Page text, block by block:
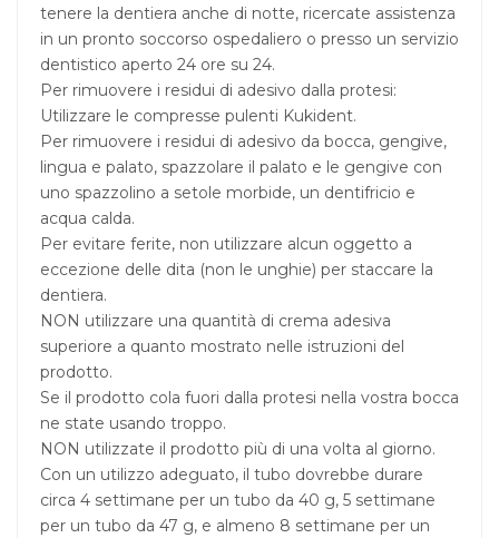
tenere la dentiera anche di notte, ricercate assistenza
in un pronto soccorso ospedaliero o presso un servizio
dentistico aperto 24 ore su 24.
Per rimuovere i residui di adesivo dalla protesi:
Utilizzare le compresse pulenti Kukident.
Per rimuovere i residui di adesivo da bocca, gengive,
lingua e palato, spazzolare il palato e le gengive con
uno spazzolino a setole morbide, un dentifricio e
acqua calda.
Per evitare ferite, non utilizzare alcun oggetto a
eccezione delle dita (non le unghie) per staccare la
dentiera.
NON utilizzare una quantità di crema adesiva
superiore a quanto mostrato nelle istruzioni del
prodotto.
Se il prodotto cola fuori dalla protesi nella vostra bocca
ne state usando troppo.
NON utilizzate il prodotto più di una volta al giorno.
Con un utilizzo adeguato, il tubo dovrebbe durare
circa 4 settimane per un tubo da 40 g, 5 settimane
per un tubo da 47 g, e almeno 8 settimane per un